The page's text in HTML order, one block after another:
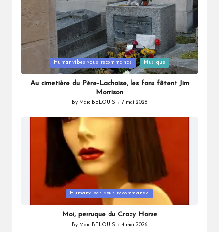
in
Humanvibes vous recommande Musique
Au cimetière du Père-Lachaise, les fans fêtent Jim
Morrison
Posted
By Marc BELOUIS 7 mai 2026
in
Humanvibes vous recommande
Moi, perruque du Crazy Horse
Posted
By Marc BELOUIS 4 mai 2026